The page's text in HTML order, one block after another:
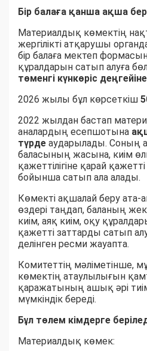
Бір балаға қанша ақша
Материалдық көмектің
жергілікті атқарушы
бір балаға мектеп
құралдарын сатып алуға
төменгі күнкөріс
2026 жылы бұл көрсеткіш
2022 жылдан бастап
аналардың есепшотына
түрде аударылады. Соның
баласының жасына, киім
қажеттілігіне қарай
бойынша сатып ала алады.
Көмекті ақшалай беру ата-
өздері таңдап, баланың
киім, аяқ киім, оқу
қажетті заттарды сатып
делінген ресми жауапта.
Комитеттің мәліметінше,
көмектің атаулылығын
қаражатының ашық әрі
мүмкіндік береді.
Бұл төлем кімдерге
Материалдық көмек: